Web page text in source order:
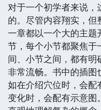
对于一个初学者来说
的。尽管内容翔实，
一章都以一个大的主
节，每个小节都聚焦于
间、小节之间，都有
非常流畅。书中的插图
如在介绍穴位时，会配
变化时，会配有示意图